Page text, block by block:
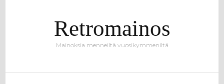
Retromainos
Mainoksia menneiltä vuosikymmeniltä